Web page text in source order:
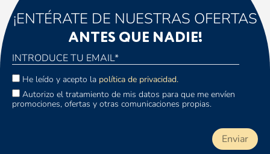
¡ENTÉRATE DE NUESTRAS OFERTAS
ANTES QUE NADIE!
He leído y acepto la política de privacidad.
Autorizo el tratamiento de mis datos para que me envíen
promociones, ofertas y otras comunicaciones propias.